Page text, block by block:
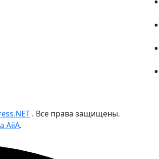
. Все права защищены.
AiiA.